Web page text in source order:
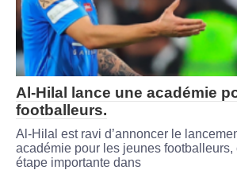
Al-Hilal lance une académie
footballeurs.
Al-Hilal est ravi d’annoncer le
académie pour les jeunes
étape importante dans